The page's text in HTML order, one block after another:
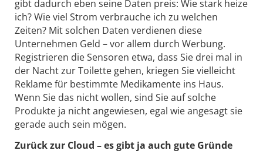
gibt dadurch eben seine Daten preis: Wie stark heize
ich? Wie viel Strom verbrauche ich zu welchen
Zeiten? Mit solchen Daten verdienen diese
Unternehmen Geld – vor allem durch Werbung.
Registrieren die Sensoren etwa, dass Sie drei mal in
der Nacht zur Toilette gehen, kriegen Sie vielleicht
Reklame für bestimmte Medikamente ins Haus.
Wenn Sie das nicht wollen, sind Sie auf solche
Produkte ja nicht angewiesen, egal wie angesagt sie
gerade auch sein mögen.
Zurück zur Cloud – es gibt ja auch gute Gründe